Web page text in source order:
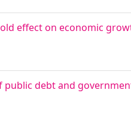
effect on economic
public debt and